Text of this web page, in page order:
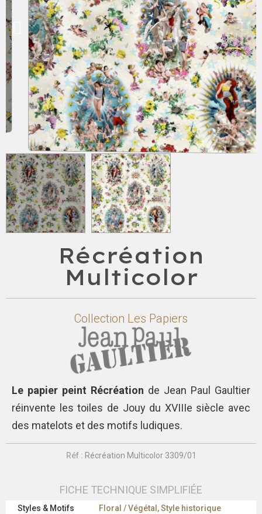
Récréation
Multicolor
Collection Les Papiers
Le papier peint Récréation de Jean Paul Gaultier
réinvente les toiles de Jouy du XVIIIe siècle avec
des matelots et des motifs ludiques.
Réf : Récréation Multicolor 3309/01
FICHE TECHNIQUE SIMPLIFIÉE
Styles & Motifs
Floral / Végétal, Style historique